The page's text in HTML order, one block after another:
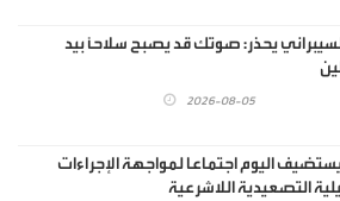
يحذر: صوتك قد يصبح سلاحًا بيد
2026-08-05
يستضيف اليوم اجتماعا لمواجهة الإجراءات
التصعيدية اللاشرعية